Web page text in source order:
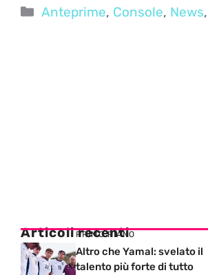
Categorie
Anteprime, Console, News,
Articoli recenti
PRIMO PIANO
Altro che Yamal: svelato il
talento più forte di tutto